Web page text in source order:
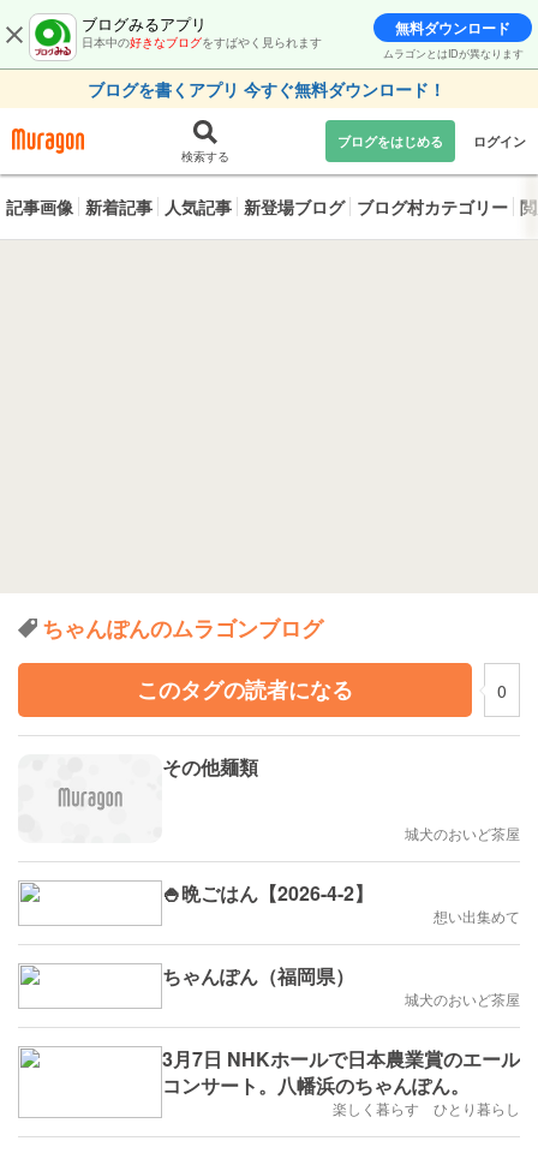
ブログみるアプリ
日本中の好きなブログをすばやく見られます
無料ダウンロード
ムラゴンとはIDが異なります
ブログを書くアプリ 今すぐ無料ダウンロード！
検索する
ブログをはじめる ログイン
記事画像 新着記事 人気記事 新登場ブログ ブログ村カテゴリー
ちゃんぽんのムラゴンブログ
このタグの読者になる
0
その他麺類
城犬のおいど茶屋
🍚晩ごはん【2026-4-2】
想い出集めて
ちゃんぽん（福岡県）
城犬のおいど茶屋
3月7日 NHKホールで日本農業賞のエール
コンサート。八幡浜のちゃんぽん。
楽しく暮らす ひとり暮らし